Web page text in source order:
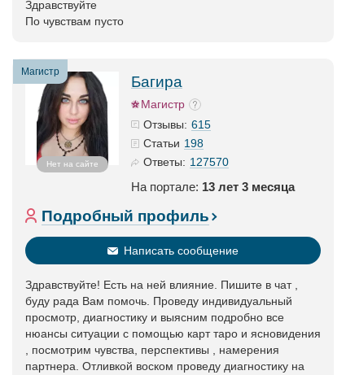
Здравствуйте
По чувствам пусто
Магистр
Нет на сайте
Багира
Магистр
Отзывы: 615
Статьи 198
Ответы: 127570
На портале: 13 лет 3 месяца
Подробный профиль
Написать сообщение
Здравствуйте! Есть на ней влияние. Пишите в чат ,
буду рада Вам помочь. Проведу индивидуальный
просмотр, диагностику и выясним подробно все
нюансы ситуации с помощью карт таро и ясновидения
, посмотрим чувства, перспективы , намерения
партнера. Отливкой воском проведу диагностику на